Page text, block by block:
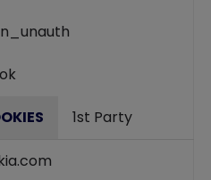
1st Party